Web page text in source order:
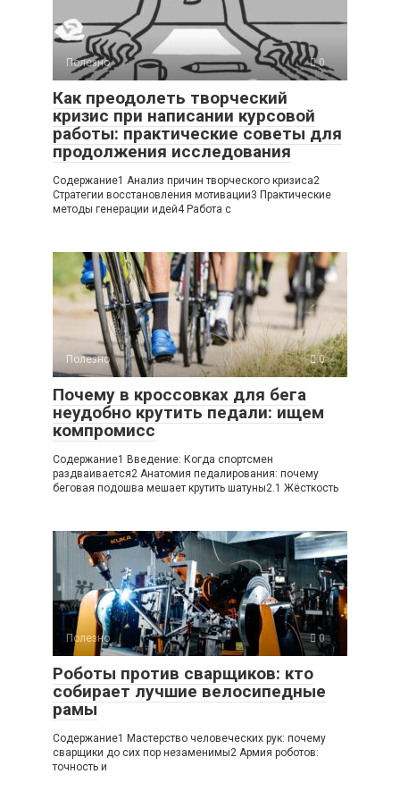
Полезно 0
Как преодолеть творческий
кризис при написании курсовой
работы: практические советы для
продолжения исследования
Содержание1 Анализ причин творческого кризиса2
Стратегии восстановления мотивации3 Практические
методы генерации идей4 Работа с
Полезно 0
Почему в кроссовках для бега
неудобно крутить педали: ищем
компромисс
Содержание1 Введение: Когда спортсмен
раздваивается2 Анатомия педалирования: почему
беговая подошва мешает крутить шатуны2.1 Жёсткость
Полезно 0
Роботы против сварщиков: кто
собирает лучшие велосипедные
рамы
Содержание1 Мастерство человеческих рук: почему
сварщики до сих пор незаменимы2 Армия роботов:
точность и